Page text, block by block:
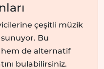
çeşitli müzik
Bu
hem de alternatif
bulabilirsiniz.